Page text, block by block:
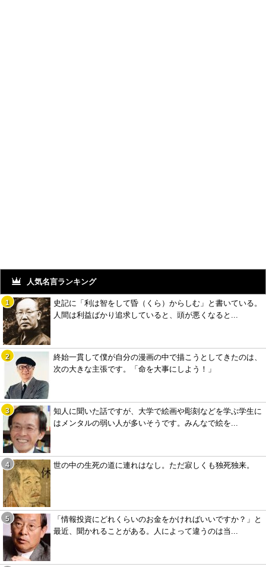
人気名言ランキング
史記に「利は智をして昏（くら）からしむ」と書いている。
人間は利益ばかり追求していると、頭が悪くなると...
終始一貫して僕が自分の漫画の中で描こうとしてきたのは、
次の大きな主張です。「命を大事にしよう！」
知人に聞いた話ですが、大学で絵画や彫刻などを学ぶ学生に
はメンタルの弱い人が多いそうです。みんなで絵を...
世の中の生死の道に連れはなし。ただ寂しくも独死独来。
「情報投資にどれくらいのお金をかければいいですか？」と
最近、聞かれることがある。人によって違うのは当...